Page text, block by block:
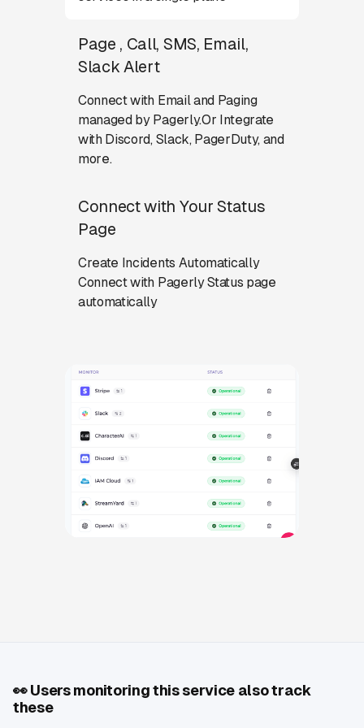
Page , Call, SMS, Email,
Slack Alert
Connect with Email and Paging
managed by Pagerly.Or Integrate
with Discord, Slack, PagerDuty, and
more.
Connect with Your Status
Page
Create Incidents Automatically
Connect with Pagerly Status page
automatically
👀Users monitoring this service also track
these